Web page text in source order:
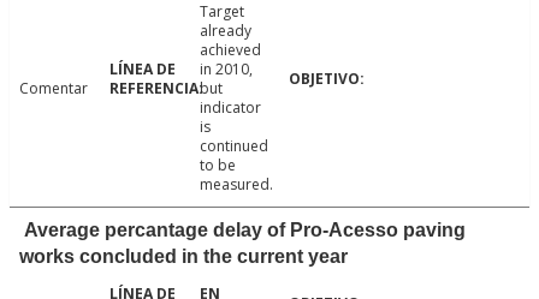
Comentar
Target
already
achieved
in 2010,
but
indicator
is
continued
to be
measured.
Average percantage delay of Pro-Acesso paving
works concluded in the current year